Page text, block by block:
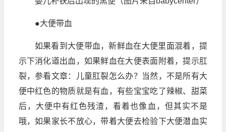
●大便带血
如果看到大便带血，新鲜血在大便里面混着，提
示下消化道出血，如果鲜血在大便表面附着，提示肛
裂，参看文章：儿童肛裂怎么办？当然，不是所有大
便中红色的物质就是有血，有些宝宝吃了辣椒、甜菜
后，大便中有红色残渣，看着也像血，但其实不是
哦，如果家长不放心，带着大便去检验下大便潜血实